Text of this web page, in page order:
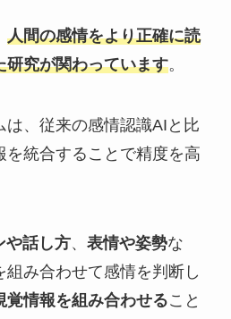
人間の感情をより正確に読
研究が関わっています。
は、従来の感情認識AIと比
を統合することで精度を高
や話し方、 表情や姿勢な
組み合わせて感情を判断し
覚情報を組み合わせること